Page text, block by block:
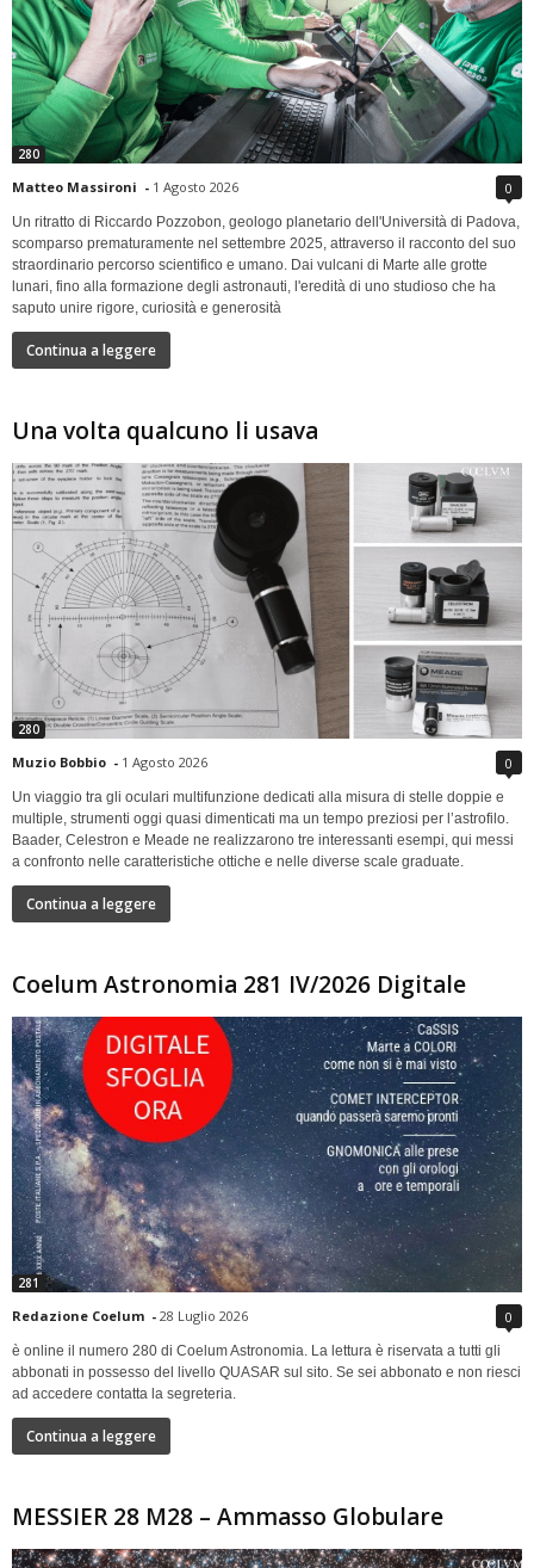
280
Matteo Massironi - 1 Agosto 2026 0
Un ritratto di Riccardo Pozzobon, geologo planetario dell'Università di Padova,
scomparso prematuramente nel settembre 2025, attraverso il racconto del suo
straordinario percorso scientifico e umano. Dai vulcani di Marte alle grotte
lunari, fino alla formazione degli astronauti, l'eredità di uno studioso che ha
saputo unire rigore, curiosità e generosità
Continua a leggere
Una volta qualcuno li usava
280
Muzio Bobbio - 1 Agosto 2026 0
Un viaggio tra gli oculari multifunzione dedicati alla misura di stelle doppie e
multiple, strumenti oggi quasi dimenticati ma un tempo preziosi per l’astrofilo.
Baader, Celestron e Meade ne realizzarono tre interessanti esempi, qui messi
a confronto nelle caratteristiche ottiche e nelle diverse scale graduate.
Continua a leggere
Coelum Astronomia 281 IV/2026 Digitale
281
Redazione Coelum - 28 Luglio 2026 0
è online il numero 280 di Coelum Astronomia. La lettura è riservata a tutti gli
abbonati in possesso del livello QUASAR sul sito. Se sei abbonato e non riesci
ad accedere contatta la segreteria.
Continua a leggere
MESSIER 28 M28 – Ammasso Globulare